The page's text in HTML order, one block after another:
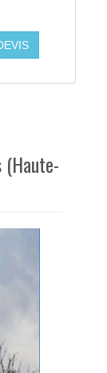
(Haute-